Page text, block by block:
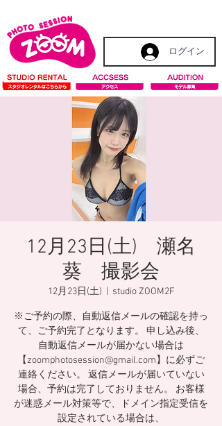
ログイン
12月23日(土) 瀬名
葵 撮影会
12月23日(土) studio ZOOM2F
※ご予約の際、自動返信メールの確認を持っ
て、ご予約完了となります。 申し込み後、
自動返信メールが届かない場合は
【zoomphotosession@gmail.com】に必ずご
連絡ください。 返信メールが届いていない
場合、予約は完了しておりません。 お客様
が迷惑メール対策等で、ドメイン指定受信を
設定されている場合は、